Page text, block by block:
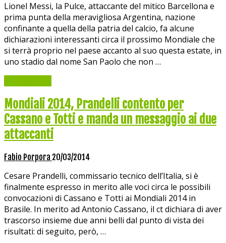
Lionel Messi, la Pulce, attaccante del mitico Barcellona e
prima punta della meravigliosa Argentina, nazione
confinante a quella della patria del calcio, fa alcune
dichiarazioni interessanti circa il prossimo Mondiale che
si terrà proprio nel paese accanto al suo questa estate, in
uno stadio dal nome San Paolo che non …
Mondiali 2014, Prandelli contento per
Cassano e Totti e manda un messaggio ai due
attaccanti
Fabio Porpora 20/03/2014
Cesare Prandelli, commissario tecnico dell’Italia, si è
finalmente espresso in merito alle voci circa le possibili
convocazioni di Cassano e Totti ai Mondiali 2014 in
Brasile. In merito ad Antonio Cassano, il ct dichiara di aver
trascorso insieme due anni belli dal punto di vista dei
risultati: di seguito, però, …